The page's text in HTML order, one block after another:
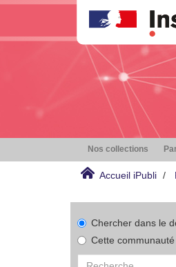
Nos collections
Accueil iPubli
Chercher dans le
Cette communauté